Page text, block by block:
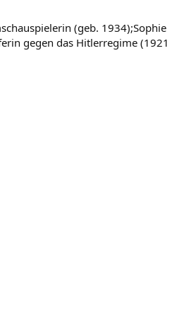
(geb. 1934);Sophie
gegen das Hitlerregime (1921